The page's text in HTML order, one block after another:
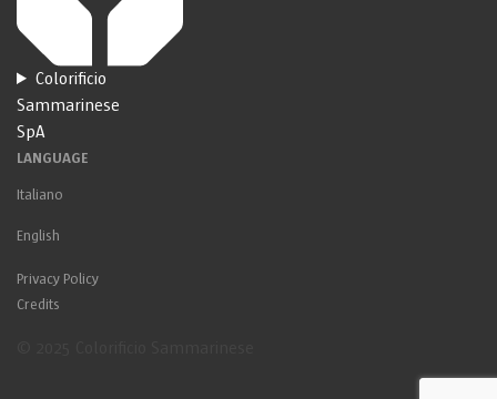
Colorificio
Sammarinese
SpA
LANGUAGE
Italiano
English
Privacy Policy
Credits